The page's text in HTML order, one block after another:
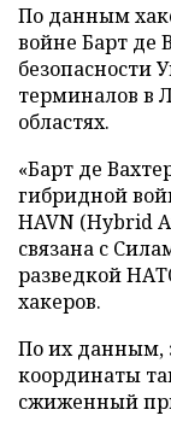
По данным
войне Барт де
безопасности
терминалов в
областях.
«Барт де
гибридной
HAVN (Hybrid
связана с
разведкой
хакеров.
По их данным,
координаты
сжиженный